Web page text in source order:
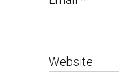
Website